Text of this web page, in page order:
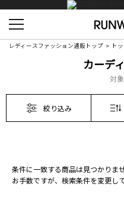
レディースファッション通販トップ ト
カーデ
対
絞り込み
条件に一致する商品は見つかりませ
お手数ですが、検索条件を変更し